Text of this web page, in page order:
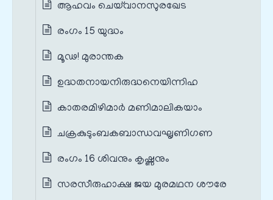
ആഹവം ചെയ്‌വാനസുരഖേട
രംഗം 15 യുദ്ധം
മൂഢ! മുരാന്തക
ഉദ്ധതനായനിരുദ്ധനെയിന്നിഹ
കാതരമിഴിമാർ മണിമാലികയാം
ചക്രകുടുംബകബാന്ധവഘൃണിഗണ
രംഗം 16 ശിവനും കൃഷ്ണനും
സരസീരുഹാക്ഷ ജയ മുരമഥന ശൗരേ